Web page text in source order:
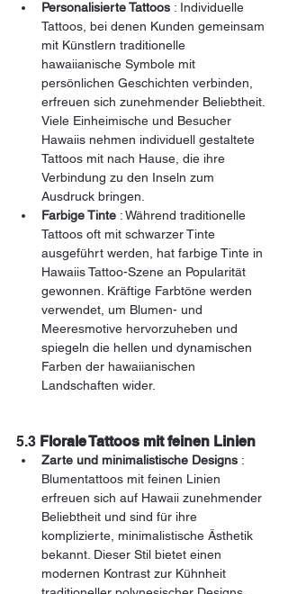
Personalisierte Tattoos : Individuelle
Tattoos, bei denen Kunden gemeinsam
mit Künstlern traditionelle
hawaiianische Symbole mit
persönlichen Geschichten verbinden,
erfreuen sich zunehmender Beliebtheit.
Viele Einheimische und Besucher
Hawaiis nehmen individuell gestaltete
Tattoos mit nach Hause, die ihre
Verbindung zu den Inseln zum
Ausdruck bringen.
Farbige Tinte : Während traditionelle
Tattoos oft mit schwarzer Tinte
ausgeführt werden, hat farbige Tinte in
Hawaiis Tattoo-Szene an Popularität
gewonnen. Kräftige Farbtöne werden
verwendet, um Blumen- und
Meeresmotive hervorzuheben und
spiegeln die hellen und dynamischen
Farben der hawaiianischen
Landschaften wider.
5.3 Florale Tattoos mit feinen Linien
Zarte und minimalistische Designs :
Blumentattoos mit feinen Linien
erfreuen sich auf Hawaii zunehmender
Beliebtheit und sind für ihre
komplizierte, minimalistische Ästhetik
bekannt. Dieser Stil bietet einen
modernen Kontrast zur Kühnheit